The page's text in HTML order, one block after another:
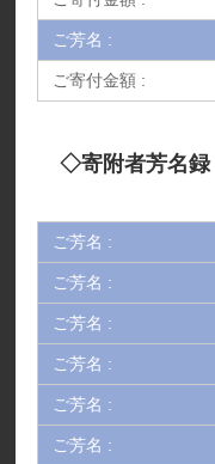
◇寄附者芳名